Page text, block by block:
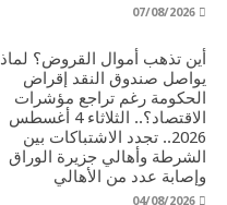
07/08/2026
أين تذهب أموال القروض؟ لماذا
يواصل صندوق النقد إقراض
الحكومة رغم تراجع مؤشرات
الاقتصاد؟.. الثلاثاء 4 أغسطس
2026.. تجدد الاشتباكات بين
الشرطة وأهالي جزيرة الوراق
وإصابة عدد من الأهالي
04/08/2026